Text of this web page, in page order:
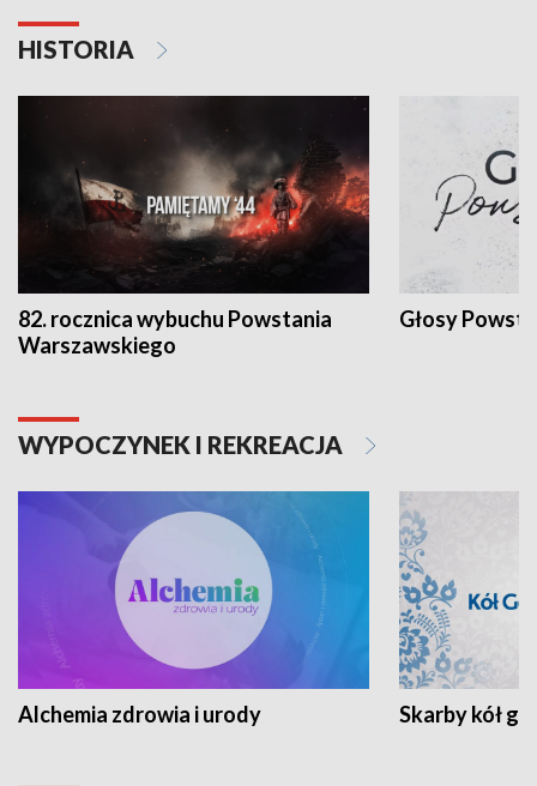
HISTORIA
82. rocznica wybuchu Powstania
Warszawskiego
Głosy
WYPOCZYNEK I REKREACJA
Alchemia zdrowia i urody Skarby kół